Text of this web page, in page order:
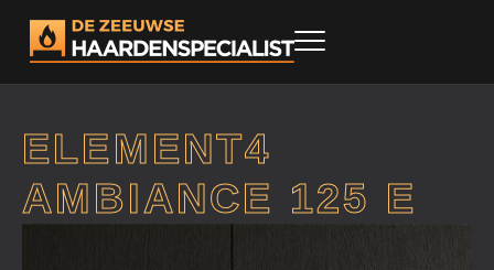
ELEMENT4
AMBIANCE 125 E